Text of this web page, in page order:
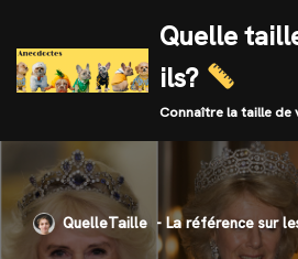
Skip
to
Quelle
ils?
Connaître la taille de
QuelleTaille